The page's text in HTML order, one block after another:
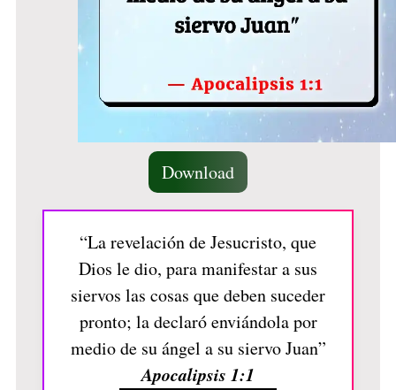
Download
“La revelación de Jesucristo, que
Dios le dio, para manifestar a sus
siervos las cosas que deben suceder
pronto; la declaró enviándola por
medio de su ángel a su siervo Juan”
Apocalipsis 1:1